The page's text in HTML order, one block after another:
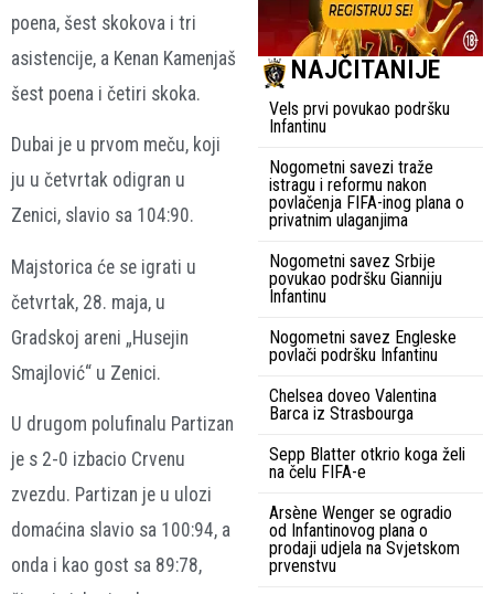
poena, šest skokova i tri
asistencije, a Kenan Kamenjaš
šest poena i četiri skoka.
Dubai je u prvom meču, koji
ju u četvrtak odigran u
Zenici, slavio sa 104:90.
Majstorica će se igrati u
četvrtak, 28. maja, u
Gradskoj areni „Husejin
Smajlović“ u Zenici.
U drugom polufinalu Partizan
je s 2-0 izbacio Crvenu
zvezdu. Partizan je u ulozi
domaćina slavio sa 100:94, a
onda i kao gost sa 89:78,
NAJČITANIJE
Vels prvi povukao podršku
Infantinu
Nogometni savezi traže
istragu i reformu nakon
povlačenja FIFA-inog plana o
privatnim ulaganjima
Nogometni savez Srbije
povukao podršku Gianniju
Infantinu
Nogometni savez Engleske
povlači podršku Infantinu
Chelsea doveo Valentina
Barca iz Strasbourga
Sepp Blatter otkrio koga želi
na čelu FIFA-e
Arsène Wenger se ogradio
od Infantinovog plana o
prodaji udjela na Svjetskom
prvenstvu